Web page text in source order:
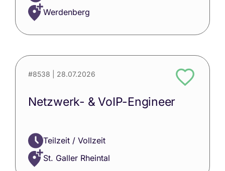
Werdenberg
#8538 | 28.07.2026
Netzwerk- & VoIP-Engineer
Teilzeit / Vollzeit
St. Galler Rheintal